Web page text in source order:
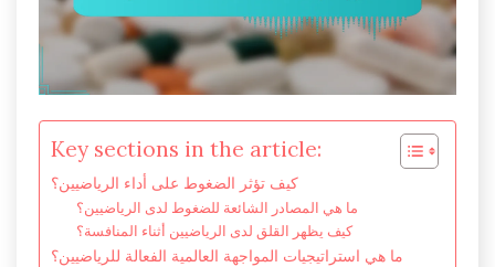
Key sections in the article:
كيف تؤثر الضغوط على أداء الرياضيين؟
ما هي المصادر الشائعة للضغوط لدى الرياضيين؟
كيف يظهر القلق لدى الرياضيين أثناء المنافسة؟
ما هي استراتيجيات المواجهة العالمية الفعالة للرياضيين؟